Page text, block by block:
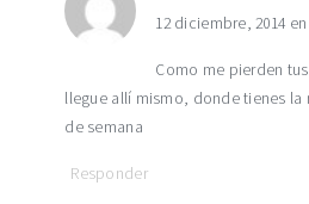
12 diciembre, 2014 en
Como me pierden
llegue allí mismo, donde tienes la
de semana
Responder